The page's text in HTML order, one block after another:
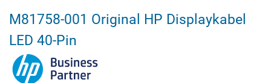
M81758-001 Original HP Displaykabel
LED 40-Pin